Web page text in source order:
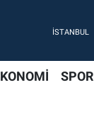
SPOR